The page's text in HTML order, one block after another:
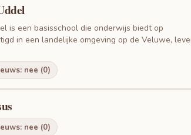
is een basisschool die onderwijs biedt op
in een landelijke omgeving op de Veluwe,
nee (0)
nee (0)